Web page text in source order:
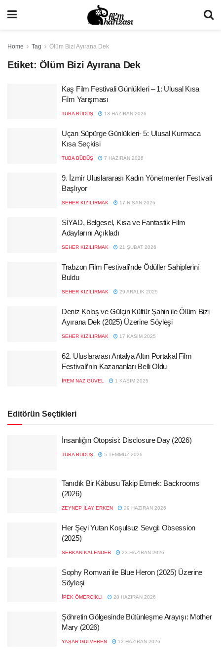
Home Tag Ölüm Bizi Ayırana Dek
Etiket: Ölüm Bizi Ayırana Dek
Kaş Film Festivali Günlükleri – 1: Ulusal Kısa
Film Yarışması
TUBA BÜDÜŞ 13 HAZIRAN 2026
Uçan Süpürge Günlükleri- 5: Ulusal Kurmaca
Kısa Seçkisi
TUBA BÜDÜŞ 7 HAZIRAN 2026
9. İzmir Uluslararası Kadın Yönetmenler Festivali
Başlıyor
SEHER KIZILIRMAK 17 NISAN 2026
SİYAD, Belgesel, Kısa ve Fantastik Film
Adaylarını Açıkladı
SEHER KIZILIRMAK 21 ŞUBAT 2026
Trabzon Film Festivali’nde Ödüller Sahiplerini
Buldu
SEHER KIZILIRMAK 29 ARALIK 2025
Deniz Koloş ve Gülçin Kültür Şahin ile Ölüm Bizi
Ayırana Dek (2025) Üzerine Söyleşi
SEHER KIZILIRMAK 17 KASIM 2025
62. Uluslararası Antalya Altın Portakal Film
Festivali’nin Kazananları Belli Oldu
İREM NAZ GÜVEL 1 KASIM 2025
Editörün Seçtikleri
İnsanlığın Otopsisi: Disclosure Day (2026)
TUBA BÜDÜŞ 5 TEMMUZ 2026
Tanıdık Bir Kâbusu Takip Etmek: Backrooms
(2026)
ZEYNEP İLAY ERKEN 29 HAZIRAN 2026
Her Şeyi Yutan Koşulsuz Sevgi: Obsession
(2025)
SERKAN KALENDER 23 HAZIRAN 2026
Sophy Romvari ile Blue Heron (2025) Üzerine
Söyleşi
İPEK ÖMERCIKLI 20 HAZIRAN 2026
Şöhretin Gölgesinde Bütünleşme Arayışı: Mother
Mary (2026)
YAŞAR GÜLVEREN 12 HAZIRAN 2026